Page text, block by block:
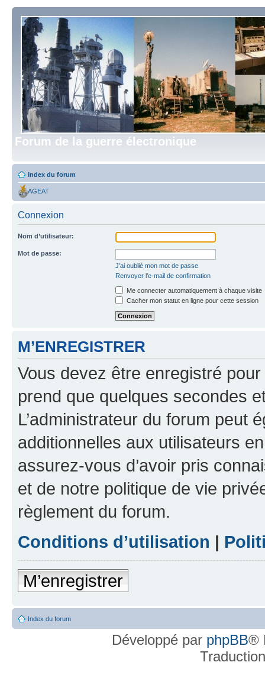
Forum de la guerre électronique
Index du forum
AGEAT
Connexion
Nom d’utilisateur:
Mot de passe:
J’ai oublié mon mot de passe
Renvoyer l’e-mail de confirmation
Me connecter automatiquement à chaque visite
Cacher mon statut en ligne pour cette session
M’ENREGISTRER
Vous devez être enregistré
prend que quelques secondes
L’administrateur du forum peut
additionnelles aux utilisateurs
assurez-vous d’avoir pris
et de notre politique de vie
règlement du forum.
Conditions d’utilisation |
M’enregistrer
Index du forum
Développé par phpBB®